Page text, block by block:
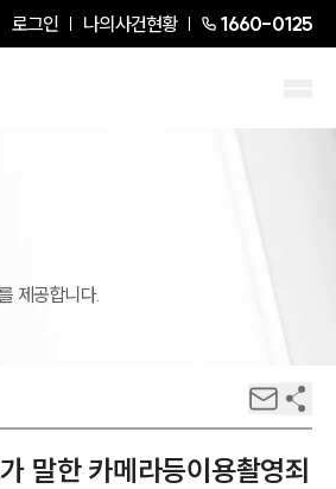
로그인 나의사건현황 1660-0125
제공합니다.
말한 카메라등이용촬영죄